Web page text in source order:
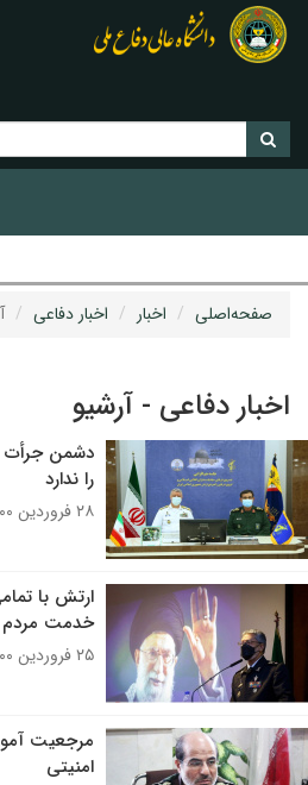
صفحه‌اصلی اخبار اخبار دفاعی
اخبار دفاعی - آرشیو
دشمن جرأت
را ندارد
۲۸ فروردین ۱۴۰۰
ارتش با
خدمت
۲۵ فروردین ۱۴۰۰
مرجعیت
امنیتی